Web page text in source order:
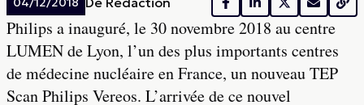
Philips a inauguré, le 30 novembre 2018 au centre
LUMEN de Lyon, l’un des plus importants centres
de médecine nucléaire en France, un nouveau TEP
Scan Philips Vereos. L’arrivée de ce nouvel